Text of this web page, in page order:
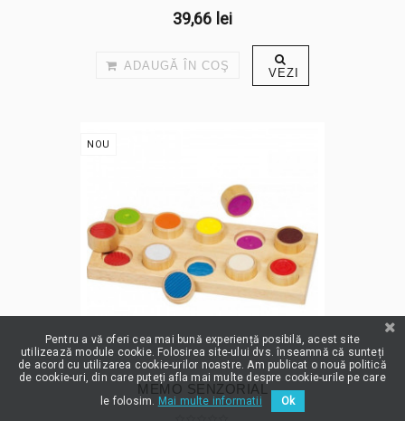
39,66 lei
ADAUGĂ ÎN COŞ VEZI
NOU
MEMO SENZORIAL
Pentru a vă oferi cea mai bună experiență posibilă, acest site
utilizează module cookie. Folosirea site-ului dvs. înseamnă că sunteți
de acord cu utilizarea cookie-urilor noastre. Am publicat o nouă politică
de cookie-uri, din care puteți afla mai multe despre cookie-urile pe care
le folosim. Mai multe informatii Ok